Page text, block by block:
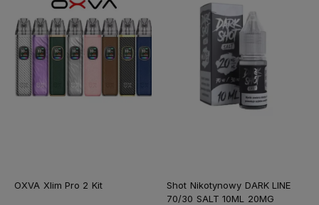
OXVA Xlim Pro 2 Kit
Shot Nikotynowy DARK LINE
70/30 SALT 10ML 20MG